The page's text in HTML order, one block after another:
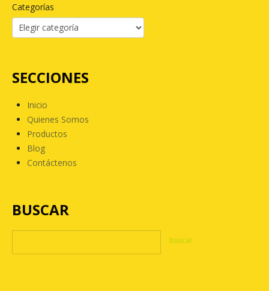
Categorías
SECCIONES
Inicio
Quienes Somos
Productos
Blog
Contáctenos
BUSCAR